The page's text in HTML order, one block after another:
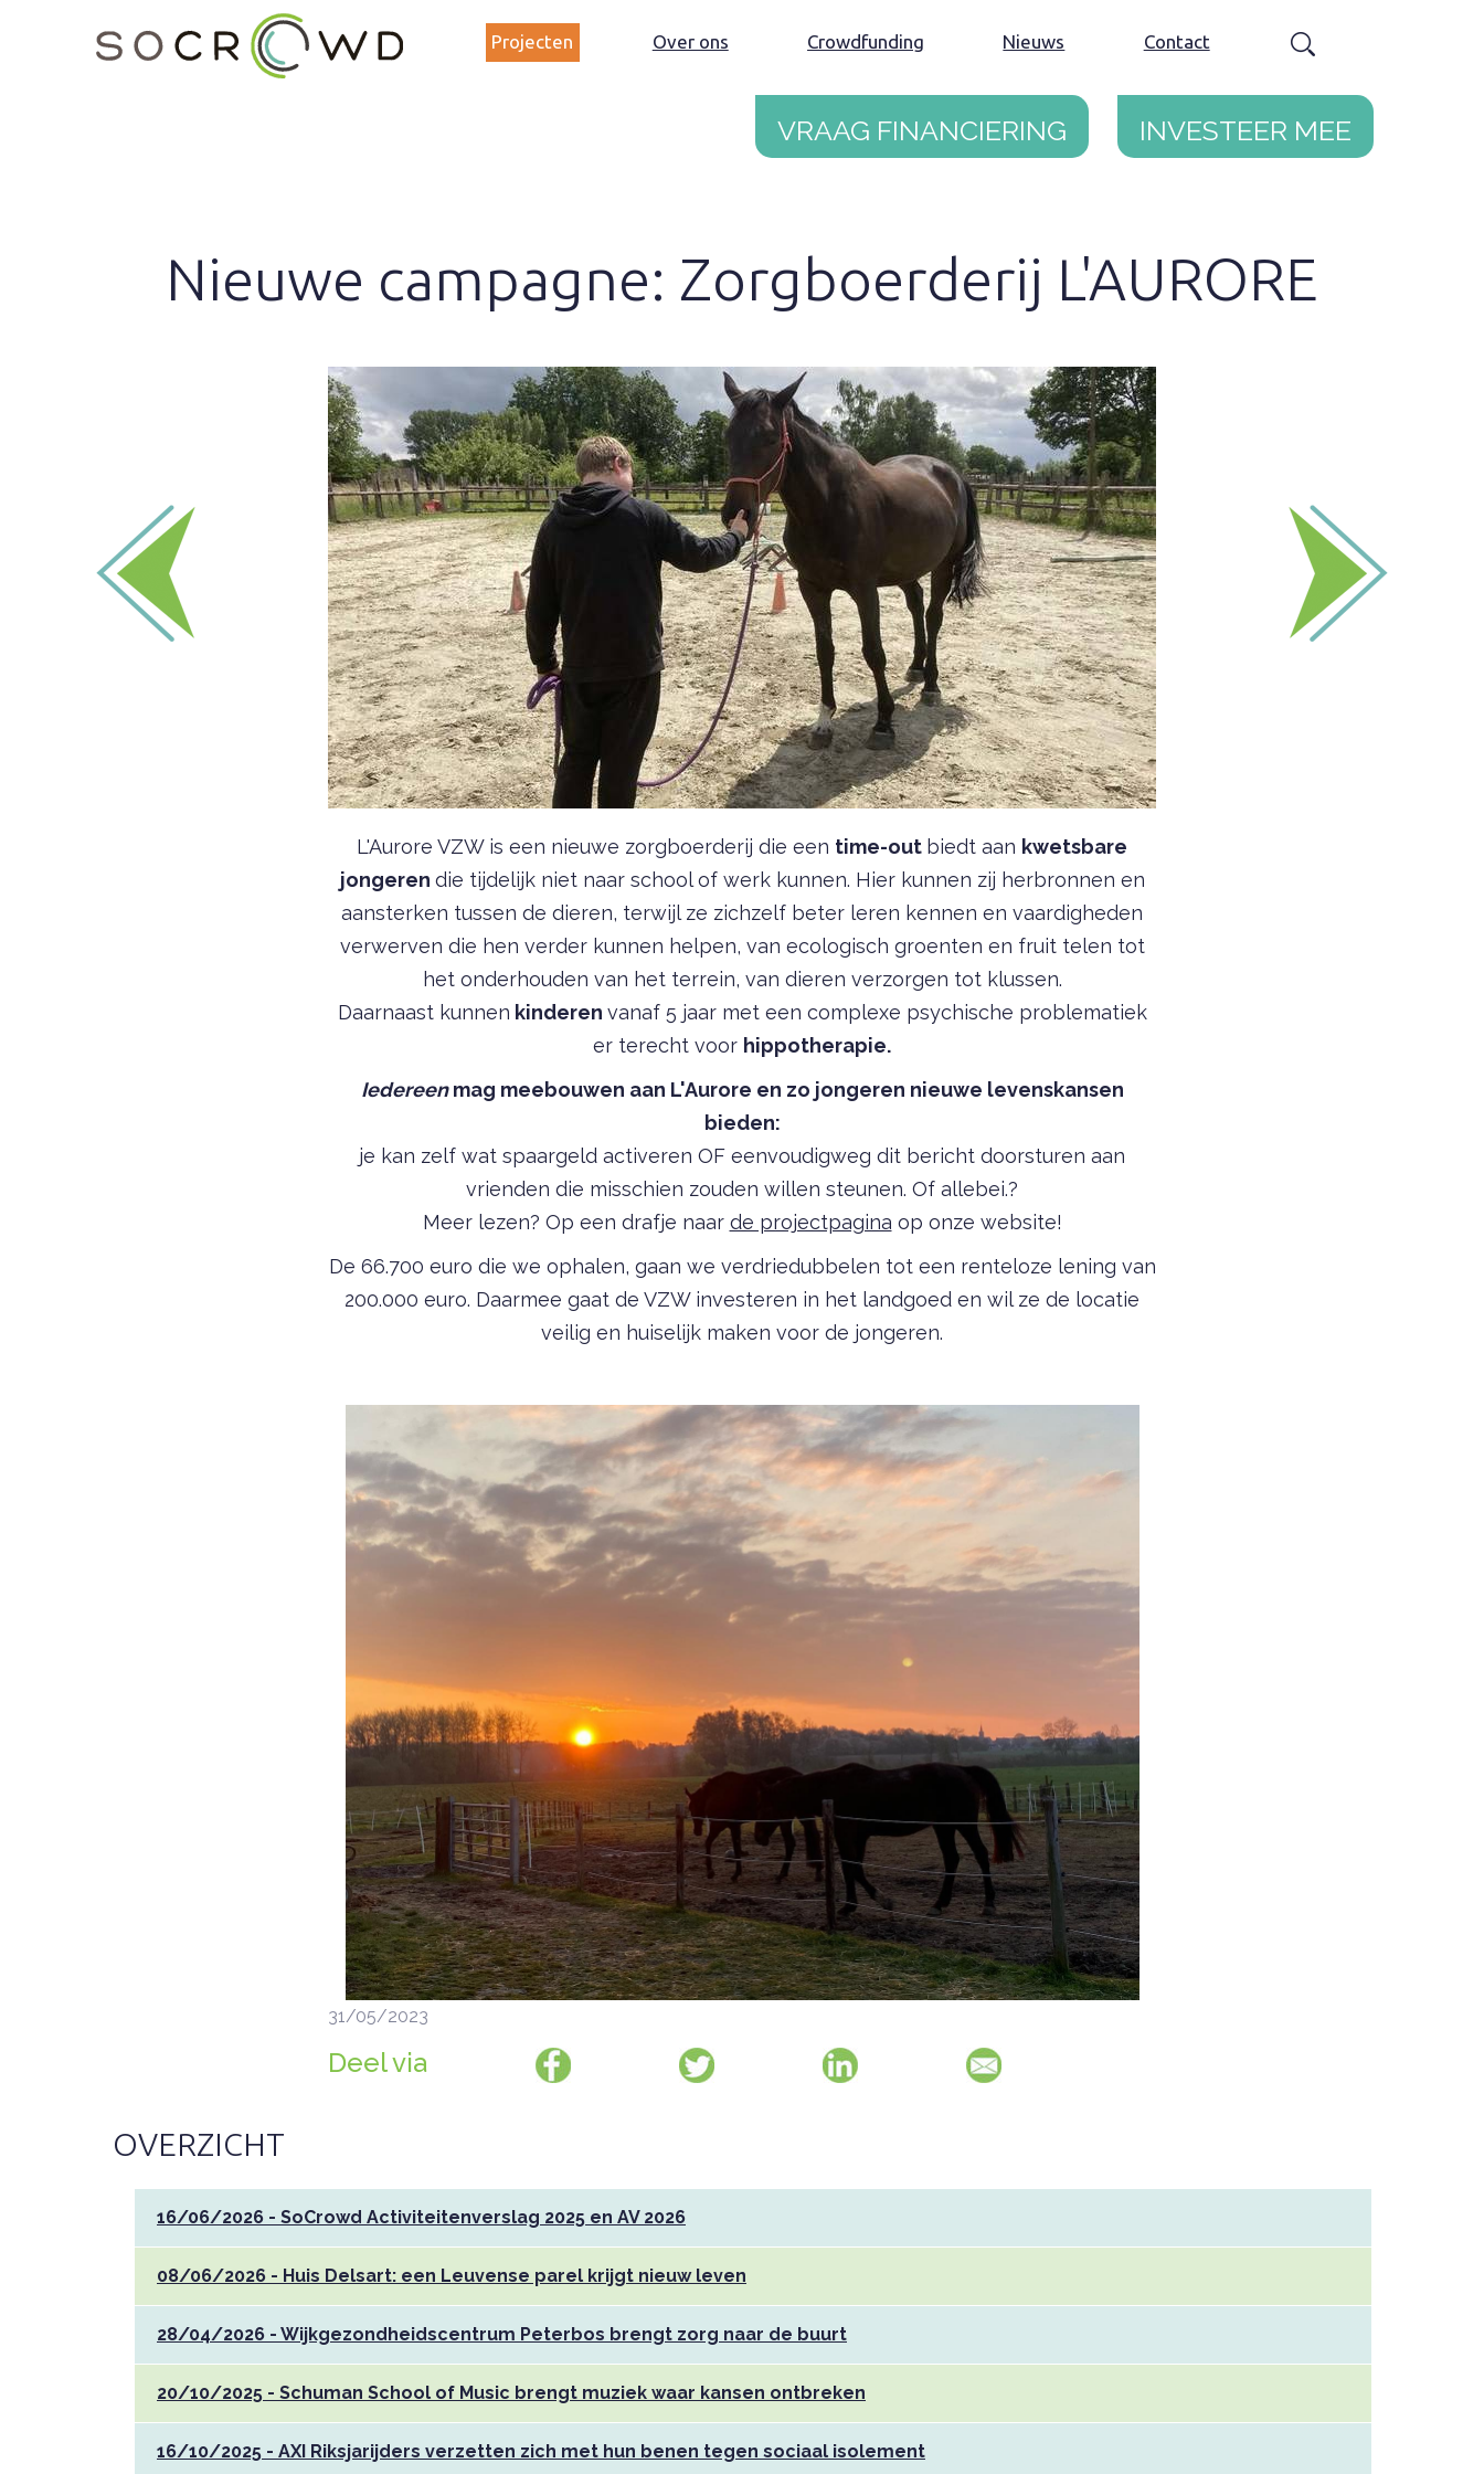
Projecten Over ons Crowdfunding Nieuws Contact
Vraag financiering Investeer mee
Nieuwe campagne: Zorgboerderij L'AURORE
L'Aurore VZW is een nieuwe zorgboerderij die een time-out biedt aan kwetsbare
jongeren die tijdelijk niet naar school of werk kunnen. Hier kunnen zij herbronnen en
aansterken tussen de dieren, terwijl ze zichzelf beter leren kennen en vaardigheden
verwerven die hen verder kunnen helpen, van ecologisch groenten en fruit telen tot
het onderhouden van het terrein, van dieren verzorgen tot klussen.
Daarnaast kunnen kinderen vanaf 5 jaar met een complexe psychische problematiek
er terecht voor hippotherapie.
Iedereenmag meebouwen aan L'Aurore en zo jongeren nieuwe levenskansen
bieden:
je kan zelf wat spaargeld activeren OF eenvoudigweg dit bericht doorsturen aan
vrienden die misschien zouden willen steunen. Of allebei.?
Meer lezen? Op een drafje naar de projectpagina op onze website!
De 66.700 euro die we ophalen, gaan we verdriedubbelen tot een renteloze lening van
200.000 euro. Daarmee gaat de VZW investeren in het landgoed en wil ze de locatie
veilig en huiselijk maken voor de jongeren.
31/05/2023
Deel via
OVERZICHT
16/06/2026 - SoCrowd Activiteitenverslag 2025 en AV 2026
08/06/2026 - Huis Delsart: een Leuvense parel krijgt nieuw leven
28/04/2026 - Wijkgezondheidscentrum Peterbos brengt zorg naar de buurt
20/10/2025 - Schuman School of Music brengt muziek waar kansen ontbreken
16/10/2025 - AXI Riksjarijders verzetten zich met hun benen tegen sociaal isolement